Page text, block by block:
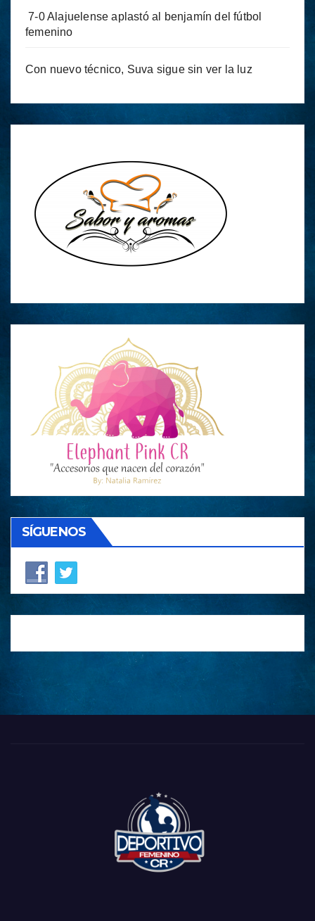
7-0 Alajuelense aplastó al benjamín del fútbol
femenino
Con nuevo técnico, Suva sigue sin ver la luz
SÍGUENOS